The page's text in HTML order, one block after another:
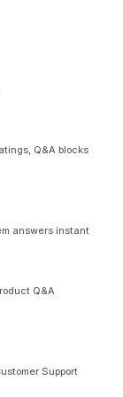
Q&A blocks
answers instant
Q&A
Support